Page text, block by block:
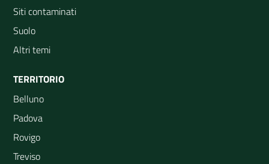
Siti contaminati
Suolo
Altri temi
TERRITORIO
Belluno
Padova
Rovigo
Treviso